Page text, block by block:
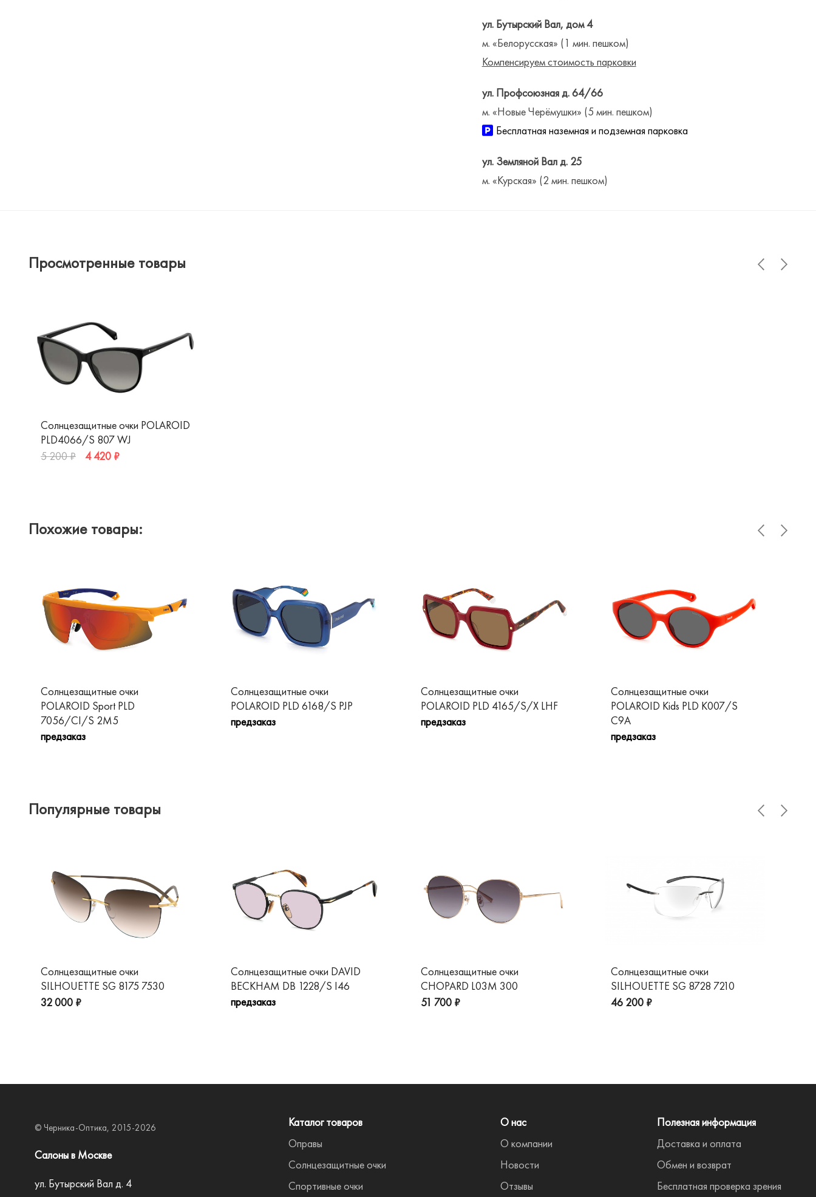
ул. Бутырский Вал, дом 4
м. «Белорусская» (1 мин. пешком)
Компенсируем стоимость парковки
ул. Профсоюзная д. 64/66
м. «Новые Черёмушки» (5 мин. пешком)
Бесплатная наземная и подземная парковка
ул. Земляной Вал д. 25
м. «Курская» (2 мин. пешком)
Просмотренные товары
Солнцезащитные очки POLAROID
PLD4066/S 807 WJ
5 200 ₽
4 420 ₽
Похожие товары:
Солнцезащитные очки
POLAROID Sport PLD
7056/CI/S 2M5
предзаказ
Солнцезащитные очки
POLAROID PLD 6168/S PJP
предзаказ
Солнцезащитные очки
POLAROID PLD 4165/S/X LHF
предзаказ
Солнцезащитные очки
POLAROID Kids PLD K007/S
C9A
предзаказ
Популярные товары
Солнцезащитные очки
SILHOUETTE SG 8175 7530
32 000 ₽
Солнцезащитные очки DAVID
BECKHAM DB 1228/S I46
предзаказ
Солнцезащитные очки
CHOPARD L03M 300
51 700 ₽
Солнцезащитные очки
SILHOUETTE SG 8728 7210
46 200 ₽
© Черника-Оптика, 2015-2026
Салоны в Москве
ул. Бутырский Вал д. 4
Каталог товаров
Оправы
Солнцезащитные очки
Спортивные очки
О нас
О компании
Новости
Отзывы
Полезная информация
Доставка и оплата
Обмен и возврат
Бесплатная проверка зрения